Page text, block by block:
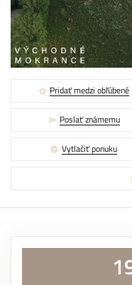
Pridať medzi obľúbené
Poslať známemu
Vytlačiť ponuku